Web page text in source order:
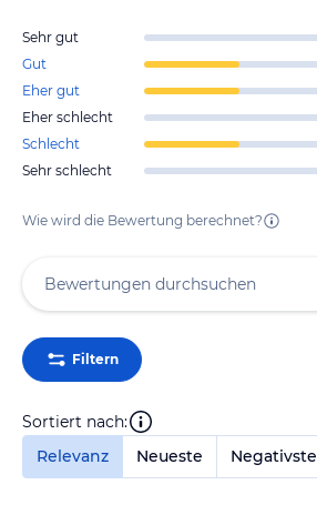
Sehr gut
Gut
Eher gut
Eher schlecht
Schlecht
Sehr schlecht
Wie wird die Bewertung berechnet?
Filtern
Sortiert nach:
Relevanz
Neueste Negativste